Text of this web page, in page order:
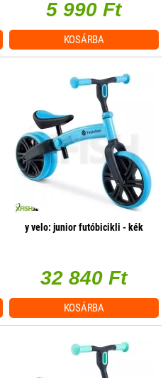
5 990 Ft
KOSÁRBA
y velo: junior futóbicikli - kék
32 840 Ft
KOSÁRBA